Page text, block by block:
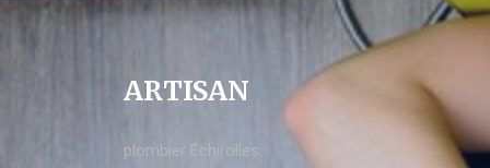
ARTISAN
plombier Échirolles